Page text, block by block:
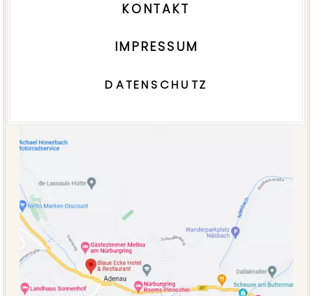
KONTAKT
IMPRESSUM
DATENSCHUTZ